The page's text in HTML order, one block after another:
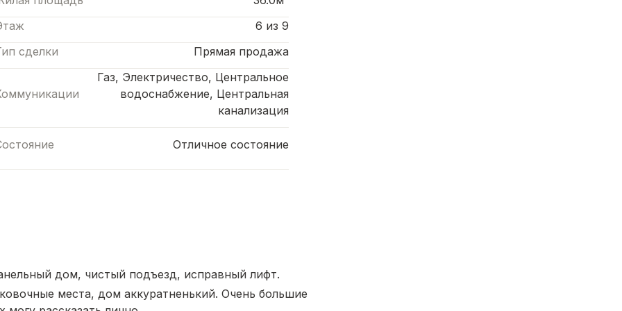
6 из 9
сделки
Прямая продажа
Газ, Электричество, Центральное
водоснабжение, Центральная
канализация
Отличное состояние
дом, чистый подъезд, исправный лифт.
места, дом аккуратненький. Очень большие